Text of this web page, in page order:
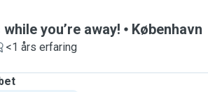
you’re away! København
<1 års erfaring